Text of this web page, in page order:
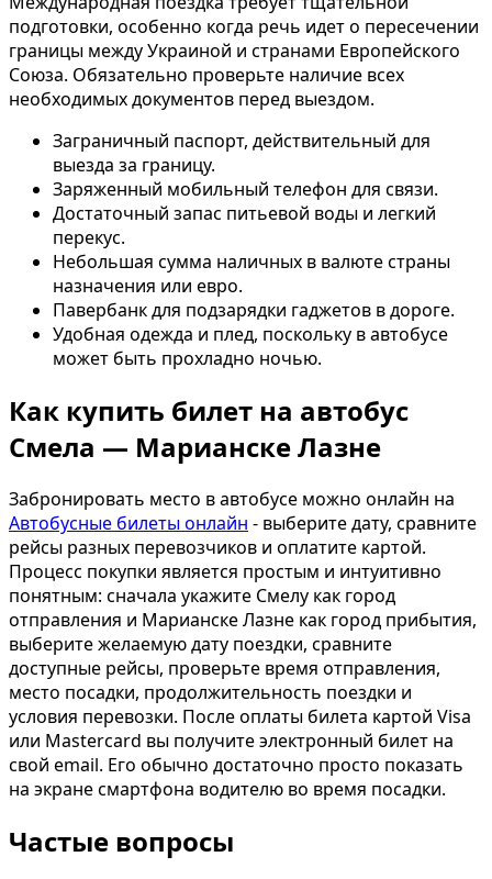
подготовки, особенно когда речь идет о пересечении
границы между Украиной и странами Европейского
Союза. Обязательно проверьте наличие всех
необходимых документов перед выездом.
Заграничный паспорт, действительный для
выезда за границу.
Заряженный мобильный телефон для связи.
Достаточный запас питьевой воды и легкий
перекус.
Небольшая сумма наличных в валюте страны
назначения или евро.
Павербанк для подзарядки гаджетов в дороге.
Удобная одежда и плед, поскольку в автобусе
может быть прохладно ночью.
Как купить билет на автобус
Смела — Марианске Лазне
Забронировать место в автобусе можно онлайн на
Автобусные билеты онлайн - выберите дату, сравните
рейсы разных перевозчиков и оплатите картой.
Процесс покупки является простым и интуитивно
понятным: сначала укажите Смелу как город
отправления и Марианске Лазне как город прибытия,
выберите желаемую дату поездки, сравните
доступные рейсы, проверьте время отправления,
место посадки, продолжительность поездки и
условия перевозки. После оплаты билета картой Visa
или Mastercard вы получите электронный билет на
свой email. Его обычно достаточно просто показать
на экране смартфона водителю во время посадки.
Частые вопросы